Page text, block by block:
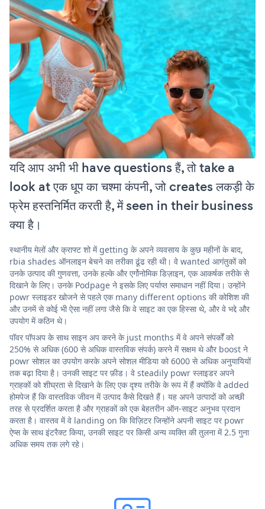
यदि आप अभी भी have questions हैं, तो take a
look at एक धूप का चश्मा कंपनी, जो creates लकड़ी के
फ्रेम हस्तनिर्मित करती है, में seen in their business
क्या है।
स्थानीय मेलों और क्राफ्ट शो में getting के अपने व्यवसाय के कुछ महीनों के बाद,
rbia shades ऑनलाइन बेचने का तरीका ढूंढ रही थी। वे wanted आगंतुकों को
उनके उत्पाद की गुणवत्ता, उनके हल्के और एर्गोनोमिक डिज़ाइन, एक आकर्षक तरीके से
दिखाने के लिए। उनके Podpage ने इसके लिए पर्याप्त समाधान नहीं दिया। उन्होंने
powr स्लाइडर खोजने से पहले एक many different options की कोशिश की
और उनमें से कोई भी ऐसा नहीं लगा जैसे कि वे साइट का एक हिस्सा थे, और वे भद्दे और
उपयोग में कठिन थे।
पॉवर पॉपअप के साथ साइन अप करने के just months में वे अपने संपर्कों को
250% से अधिक (600 से अधिक वास्तविक संपर्क) करने में सक्षम थे और boost ने
powr सोशल का उपयोग करके अपने सोशल मीडिया को 6000 से अधिक अनुयायियों
तक बढ़ा दिया है। उनकी साइट पर फ़ीड। वे steadily powr स्लाइडर अपने
ग्राहकों को शीघ्रता से दिखाने के लिए एक दृश्य तरीके के रूप में हैं क्योंकि वे added
होमपेज हैं कि वास्तविक जीवन में उत्पाद कैसे दिखते हैं। यह अपने उत्पादों को अच्छी
तरह से प्रदर्शित करता है और ग्राहकों को एक बेहतरीन ऑन-साइट अनुभव प्रदान
करता है। वास्तव में वे landing on कि विज़िटर जिन्होंने अपनी साइट पर powr
ऐप्स के साथ इंटरैक्ट किया, उनकी साइट पर किसी अन्य व्यक्ति की तुलना में 2.5 गुना
अधिक समय तक लगे रहे।